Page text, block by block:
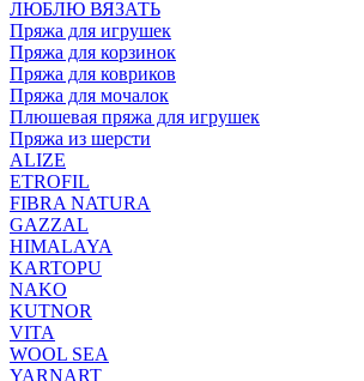
ЛЮБЛЮ ВЯЗАТЬ
Пряжа для игрушек
Пряжа для корзинок
Пряжа для ковриков
Пряжа для мочалок
Плюшевая пряжа для игрушек
Пряжа из шерсти
ALIZE
ETROFIL
FIBRA NATURA
GAZZAL
HIMALAYA
KARTOPU
NAKO
KUTNOR
VITA
WOOL SEA
YARNART